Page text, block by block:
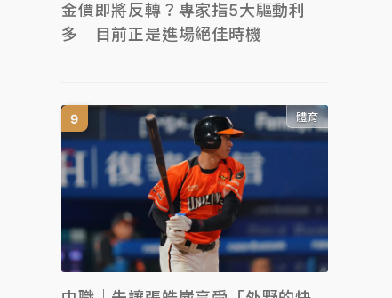
金價即將反轉？專家指5大驅動利
多 目前正是進場絕佳時機
體育